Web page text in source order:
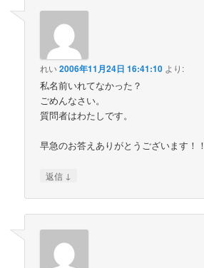
れい2006年11月24日 16:41:10 より:
私名前いれてなかった？
ごめんなさい。
質問者はわたしです。
早急のお答えありがとうございます！！
返信 ↓